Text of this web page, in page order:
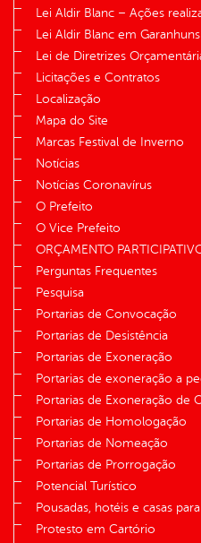
Lei Aldir Blanc – Ações
Lei Aldir Blanc em Garanhuns
Lei de Diretrizes
Licitações e Contratos
Localização
Mapa do Site
Marcas Festival de Inverno
Notícias
Notícias Coronavírus
O Prefeito
O Vice Prefeito
ORÇAMENTO
Perguntas Frequentes
Pesquisa
Portarias de Convocação
Portarias de Desistência
Portarias de Exoneração
Portarias de exoneração a
Portarias de Exoneração de
Portarias de Homologação
Portarias de Nomeação
Portarias de Prorrogação
Potencial Turístico
Pousadas, hotéis e casas
Protesto em Cartório